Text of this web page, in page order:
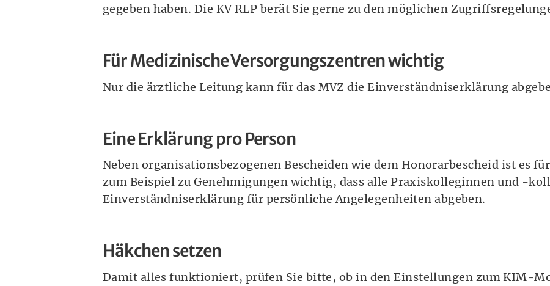
gegeben haben. Die KV RLP berät Sie gerne zu den möglichen
Für Medizinische Versorgungszentren wichtig
Nur die ärztliche Leitung kann für das MVZ die Einverständniserklärung
Eine Erklärung pro Person
Neben organisationsbezogenen Bescheiden wie dem Honorarbescheid ist es
zum Beispiel zu Genehmigungen wichtig, dass alle Praxiskolleginnen und -
Einverständniserklärung für persönliche Angelegenheiten abgeben.
Häkchen setzen
Damit alles funktioniert, prüfen Sie bitte, ob in den Einstellungen zum KIM-